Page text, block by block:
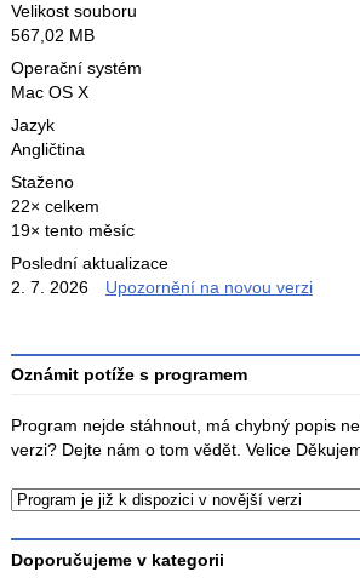
Velikost souboru
567,02 MB
Operační systém
Mac OS X
Jazyk
Angličtina
Staženo
22× celkem
19× tento měsíc
Poslední aktualizace
2. 7. 2026
Upozornění na novou verzi
Oznámit potíže s programem
Program nejde stáhnout, má chybný popis
verzi? Dejte nám o tom vědět. Velice
Doporučujeme v kategorii